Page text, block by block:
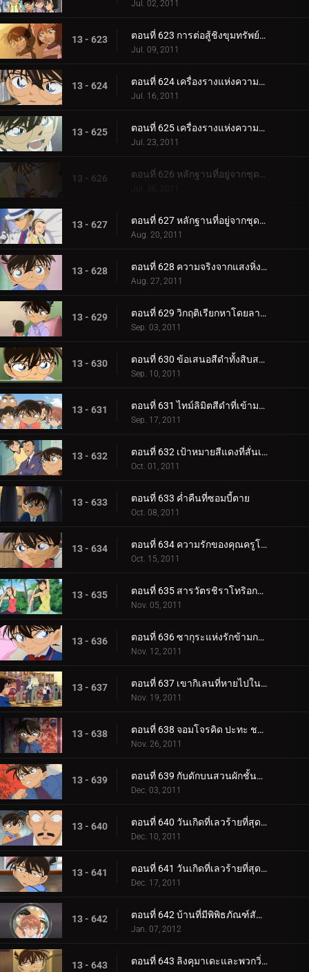
Jul. 02, 2011
13 - 623 ตอนที่ 623 การต่อสู้ชิงขุมทรัพย์ในโกดังปริศนา (ตอน 2)
Jul. 09, 2011
13 - 624 ตอนที่ 624 เครื่องรางแห่งความอายที่หายไป (ตอน 1)
Jul. 16, 2011
13 - 625 ตอนที่ 625 เครื่องรางแห่งความอายที่หายไป (ตอน 2)
Jul. 23, 2011
13 - 626 ตอนที่ 626 หลักฐานที่อยู่จากชุดสีดำ (ตอน 1)
Jul. 30, 2011
13 - 627 ตอนที่ 627 หลักฐานที่อยู่จากชุดสีดำ (ตอน 2)
Aug. 20, 2011
13 - 628 ตอนที่ 628 ความจริงจากแสงหิ่งห้อย
Aug. 27, 2011
13 - 629 ตอนที่ 629 วิกฤติเรียกหาโดยลางสังหรณ์สีแดง
Sep. 03, 2011
13 - 630 ตอนที่ 630 ข้อเสนอสีดำทั้งสิบสาม
Sep. 10, 2011
13 - 631 ตอนที่ 631 ไทม์ลิมิตสีดำที่เข้ามาใกล้
Sep. 17, 2011
13 - 632 ตอนที่ 632 เป้าหมายสีแดงที่สั่นเครือ
Oct. 01, 2011
13 - 633 ตอนที่ 633 ค่ำคืนที่ซอมบี้ตาย
Oct. 08, 2011
13 - 634 ตอนที่ 634 ความรักของคุณครูโคบายาชิ
Oct. 15, 2011
13 - 635 ตอนที่ 635 สารวัตรชิราโทริอกหัก
Nov. 05, 2011
13 - 636 ตอนที่ 636 ซากุระแห่งรักข้ามกาลเวลา
Nov. 12, 2011
13 - 637 ตอนที่ 637 เขากิเลนที่หายไปในความมืด
Nov. 19, 2011
13 - 638 ตอนที่ 638 จอมโจรคิด ปะทะ ชมรมนักสืบเยาวชน
Nov. 26, 2011
13 - 639 ตอนที่ 639 กับดักบนสวนผักชั้นดาดฟ้า
Dec. 03, 2011
13 - 640 ตอนที่ 640 วันเกิดที่เลวร้ายที่สุด (ตอน 1)
Dec. 10, 2011
13 - 641 ตอนที่ 641 วันเกิดที่เลวร้ายที่สุด (ตอน 2)
Dec. 17, 2011
13 - 642 ตอนที่ 642 บ้านที่มีพิพิธภัณฑ์สัตว์น้ำ
Jan. 07, 2012
13 - 643 ตอนที่ 643 ลิงคุมาเดะและพวกวิ่งราว (ตอน 1)